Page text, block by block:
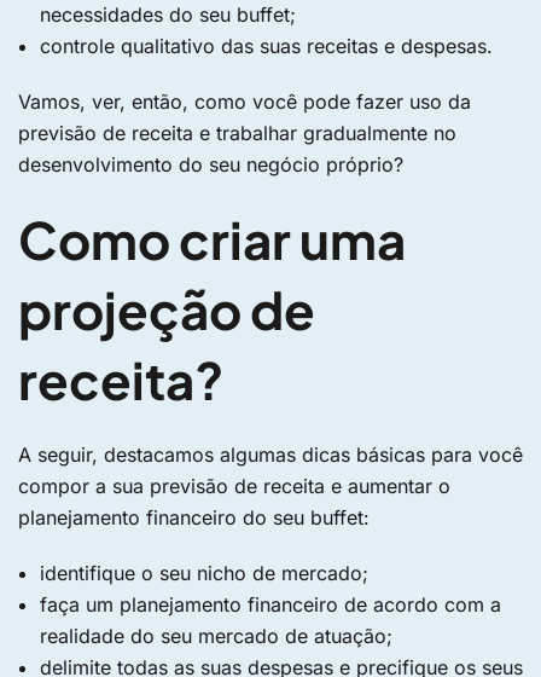
necessidades do seu buffet;
controle qualitativo das suas receitas e despesas.
Vamos, ver, então, como você pode fazer uso da
previsão de receita e trabalhar gradualmente no
desenvolvimento do seu negócio próprio?
Como criar uma
projeção de
receita?
A seguir, destacamos algumas dicas básicas para você
compor a sua previsão de receita e aumentar o
planejamento financeiro do seu buffet:
identifique o seu nicho de mercado;
faça um planejamento financeiro de acordo com a
realidade do seu mercado de atuação;
delimite todas as suas despesas e precifique os seus